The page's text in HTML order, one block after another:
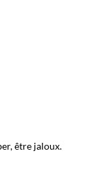
être jaloux.